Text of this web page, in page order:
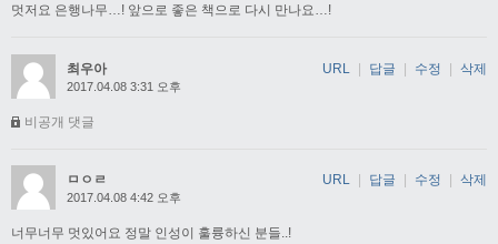
멋저요 은행나무…! 앞으로 좋은 책으로 다시 만나요…!
최우아
2017.04.08 3:31 오후
비공개 댓글
URL | 답글 | 수정 | 삭제
ㅁㅇㄹ
2017.04.08 4:42 오후
너무너무 멋있어요 정말 인성이 훌륭하신 분들..!
URL 답글 수정 삭제